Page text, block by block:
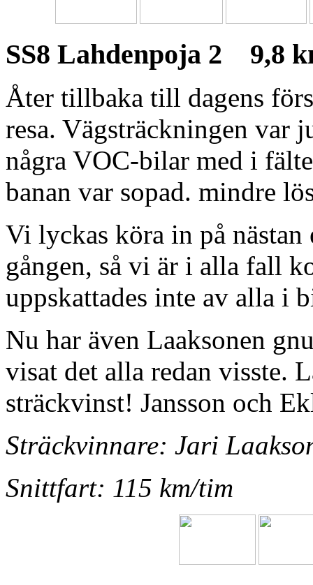
SS8 Lahdenpoja 2 9,8
Åter tillbaka till dagens
resa. Vägsträckningen var
några VOC-bilar med i
banan var sopad. mindre
Vi lyckas köra in på
gången, så vi är i alla fall
uppskattades inte av alla i
Nu har även Laaksonen
visat det alla redan visste.
sträckvinst! Jansson och
Sträckvinnare: Jari
Snittfart: 115 km/tim